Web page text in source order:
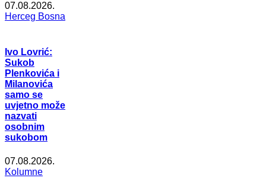
07.08.2026.
Herceg Bosna
Ivo Lovrić:
Sukob
Plenkovića i
Milanovića
samo se
uvjetno može
nazvati
osobnim
sukobom
07.08.2026.
Kolumne